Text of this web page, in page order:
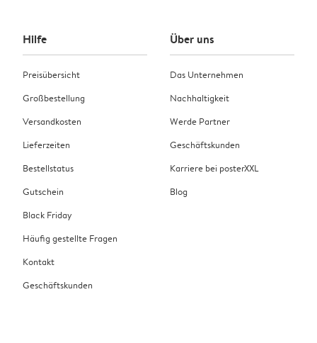
Hilfe
Preisübersicht
Großbestellung
Versandkosten
Lieferzeiten
Bestellstatus
Gutschein
Black Friday
Häufig gestellte Fragen
Kontakt
Geschäftskunden
Über uns
Das Unternehmen
Nachhaltigkeit
Werde Partner
Geschäftskunden
Karriere bei posterXXL
Blog